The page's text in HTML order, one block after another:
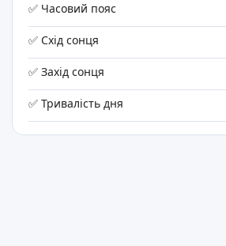
✅ Часовий пояс
✅ Схід сонця
✅ Захід сонця
✅ Тривалість дня